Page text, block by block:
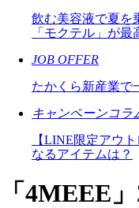
飲む美容液で夏を
「モクテル」が最
JOB OFFER
たかくら新産業で
キャンペーンコラ
【LINE限定アウ
なるアイテムは？
「4MEEE